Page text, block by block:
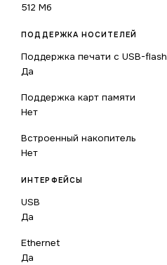
512 Мб
ПОДДЕРЖКА НОСИТЕЛЕЙ
Поддержка печати с USB-flash
Да
Поддержка карт памяти
Нет
Встроенный накопитель
Нет
ИНТЕРФЕЙСЫ
USB
Да
Ethernet
Да